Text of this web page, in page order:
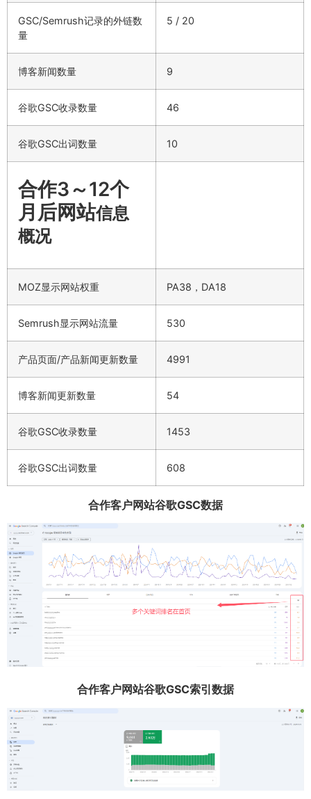
GSC/Semrush记录的外链数
量
5 / 20
博客新闻数量 9
谷歌GSC收录数量 46
谷歌GSC出词数量 10
合作3～12个
月后网站信息
概况
MOZ显示网站权重 PA38，DA18
Semrush显示网站流量 530
产品页面/产品新闻更新数量 4991
博客新闻更新数量 54
谷歌GSC收录数量 1453
谷歌GSC出词数量 608
合作客户网站谷歌GSC数据
合作客户网站谷歌GSC索引数据